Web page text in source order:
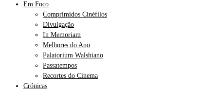
Em Foco
Comprimidos Cinéfilos
Divulgação
In Memoriam
Melhores do Ano
Palatorium Walshiano
Passatempos
Recortes do Cinema
Crónicas